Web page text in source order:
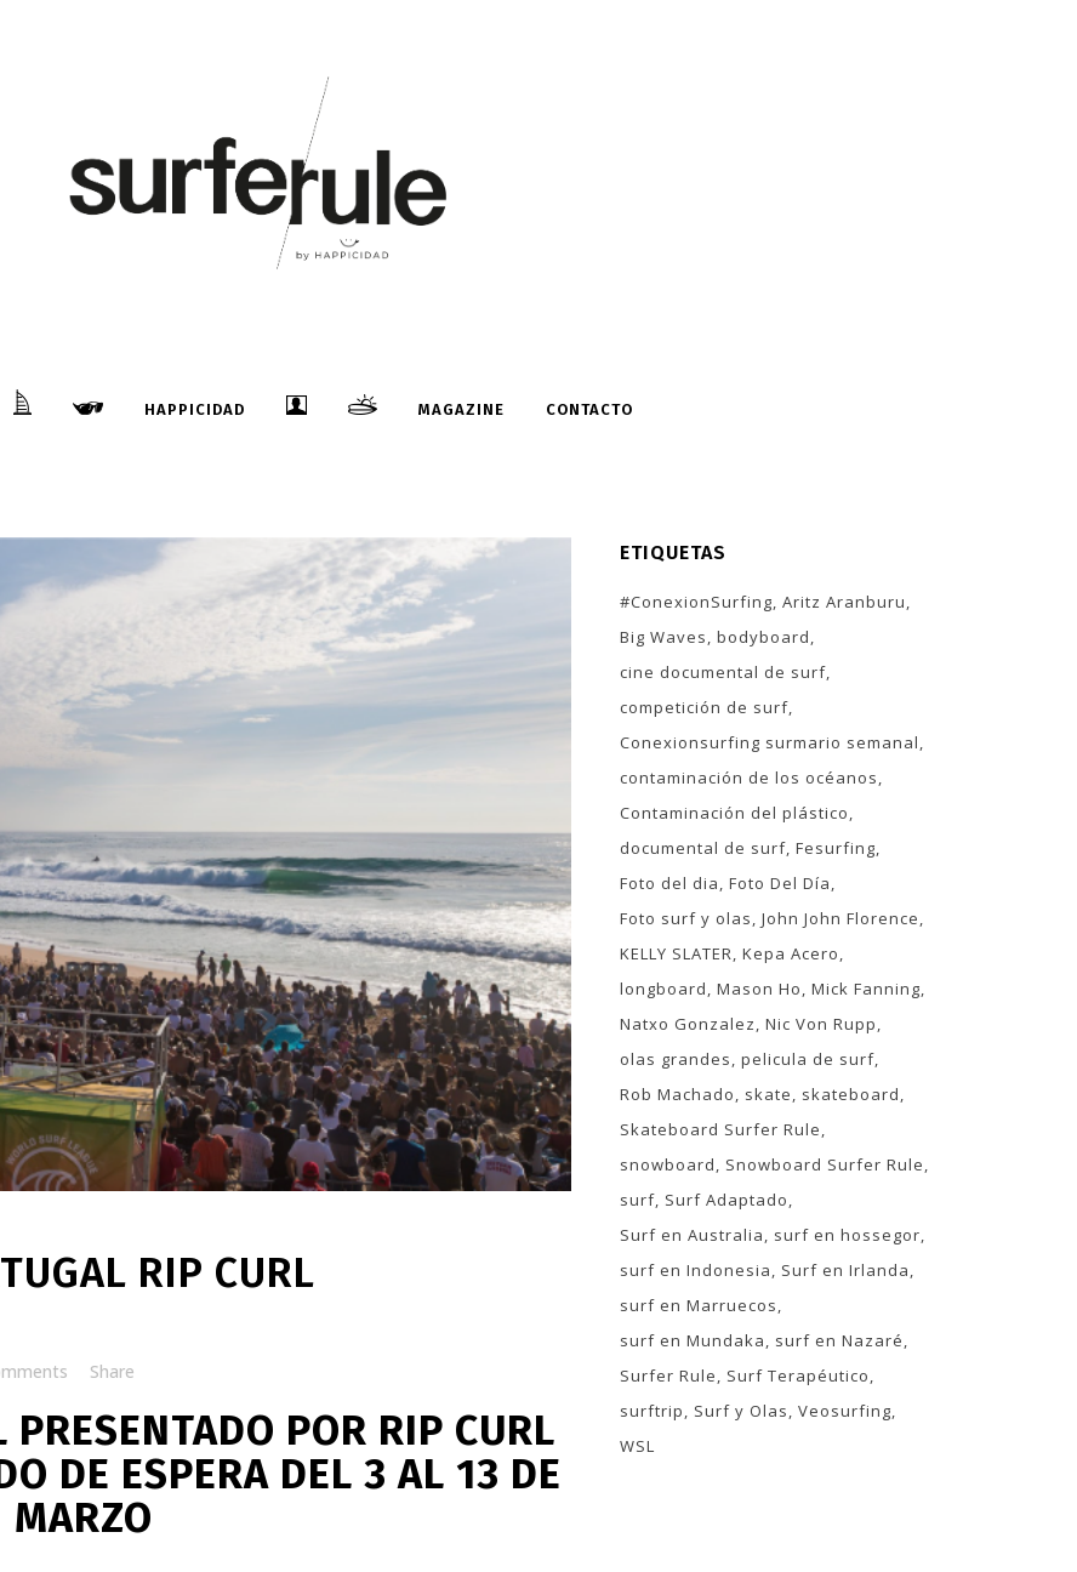
HAPPICIDAD MAGAZINE CONTACTO
RIP CURL
Share
POR RIP CURL
DE ESPERA DEL 3 AL 13 DE
MARZO
ETIQUETAS
#ConexionSurfing Aritz Aranburu
Big Waves bodyboard
cine documental de surf
competición de surf
Conexionsurfing surmario semanal
contaminación de los océanos
Contaminación del plástico
documental de surf Fesurfing
Foto del dia Foto Del Día
Foto surf y olas John John Florence
KELLY SLATER Kepa Acero
longboard Mason Ho Mick Fanning
Natxo Gonzalez Nic Von Rupp
olas grandes pelicula de surf
Rob Machado
skate
skateboard
Skateboard Surfer Rule
snowboard
Snowboard Surfer Rule
surf Surf Adaptado
Surf en Australia
surf en hossegor
surf en Indonesia
Surf en Irlanda
surf en Marruecos
surf en Mundaka
surf en Nazaré
Surfer Rule
Surf Terapéutico
surftrip
Surf y Olas Veosurfing
WSL